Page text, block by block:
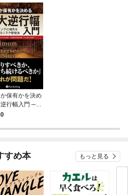
保有かを決め
行幅入門 ──
ィングの損失
すめ本 もっと見る